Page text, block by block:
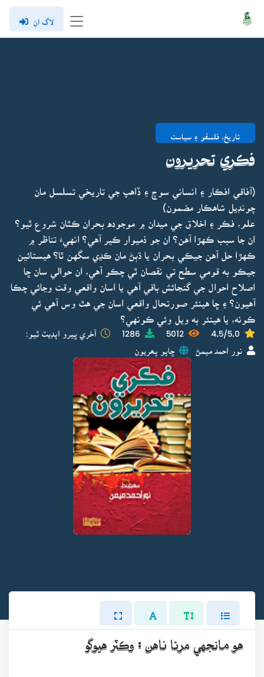
لاگ ان
تاريخ، فلسفو ۽ سياست
فڪري تحريرون
(آفاقي افڪار ۽ انساني سوچ ۽ ڏاهپ جي تاريخي تسلسل مان
چونڊيل شاهڪار مضمون)
علم، فڪر ۽ اخلاق جي ميدان ۾ موجوده بحران ڪٿان شروع ٿيو؟
ان جا سبب ڪهڙا آهن؟ ان جو ذميوار ڪير آهي؟ انهيءَ تناظر ۾
ڪهڙا حل آهن جيڪي بحران يا ڌٻڻ مان ڪڍي سگهن ٿا؟ هيستائين
جيڪو به قومي سطح تي نقصان ٿي چڪو آهي، ان حوالي سان ڇا
اصلاح احوال جي گنجائش باقي آهي يا اسان واقعي وقت وڃائي چڪا
آهيون؟ ۽ ڇا هينئر صورتحال واقعي اسان جي هٿ وس آهي ئي
ڪونه، يا هينئر به ويل وئي ڪونهي؟
4.5/5.0
5012
1286 آخري ڀيرو اپڊيٽ ٿيو:
نور احمد ميمڻ ڇاپو پھريون
هو مانجهي مرڻا ناهن : وڪٽر هيوگو